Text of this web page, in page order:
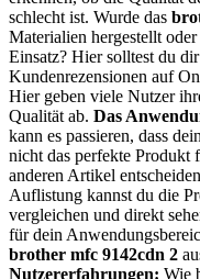
schlecht ist. Wurde das
Materialien hergestellt
Einsatz? Hier solltest du
Kundenrezensionen auf
Hier geben viele Nutzer
Qualität ab. Das
kann es passieren, dass
nicht das perfekte Produkt
anderen Artikel
Auflistung kannst du die
vergleichen und direkt
für dein
brother mfc 9142cdn 2
Nutzererfahrungen: Wie